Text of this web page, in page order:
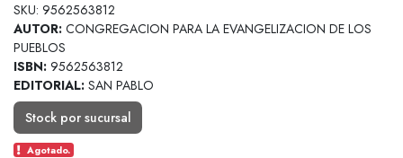
SKU: 9562563812
AUTOR: CONGREGACION PARA LA EVANGELIZACION DE LOS
PUEBLOS
ISBN: 9562563812
EDITORIAL: SAN PABLO
Stock por sucursal
Agotado.